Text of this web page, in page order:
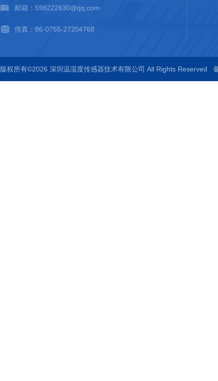
邮箱：598222630@qq.com
传真：86-0755-27204768
版权所有©2026 深圳温湿度传感器技术有限公司 All Rights Reserved